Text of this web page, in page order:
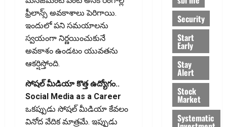
ఫ్రీలాన్స్‌ అవకాశాలు పెరిగాయి.
ఇందులో పని సమయాలను
స్వయంగా నిర్ణయించుకునే
అవకాశం ఉండటం యువతను
ఆకర్షిస్తోంది.
సోషల్‌ మీడియా కొత్త ఉద్యోగం..
Social Media as a Career
ఒకప్పుడు సోషల్‌ మీడియా కేవలం
వినోద వేదిక మాత్రమే. ఇప్పుడు
Security
Start
Early
Stay
Alert
Stock
Market
Systematic